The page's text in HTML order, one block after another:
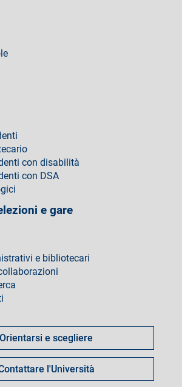
con disabilità
con DSA
e gare
e bibliotecari
Orientarsi e scegliere
l'Università